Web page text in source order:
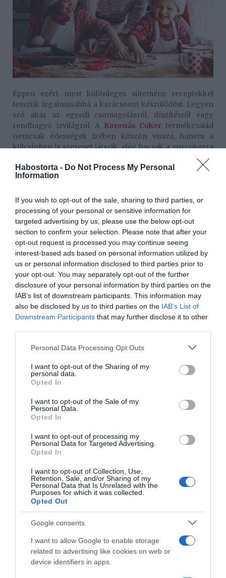
Habostorta - Do Not Process My Personal
Information
If you wish to opt-out of the sale, sharing to third parties, or
processing of your personal or sensitive information for
targeted advertising by us, please use the below opt-out
section to confirm your selection. Please note that after your
opt-out request is processed you may continue seeing
interest-based ads based on personal information utilized by
us or personal information disclosed to third parties prior to
your opt-out. You may separately opt-out of the further
disclosure of your personal information by third parties on the
IAB’s list of downstream participants. This information may
also be disclosed by us to third parties on the IAB’s List of
Downstream Participants that may further disclose it to other
Please note that this website/app uses one or more Google
not limited to your visit or usage behaviour. You may click to
grant or deny consent to Google and its third-party tags to
use your data for below specified purposes in below Google
consent section.
Personal Data Processing Opt Outs
I want to opt-out of the Sharing of my
personal data.
Opted In
I want to opt-out of the Sale of my
Personal Data.
Opted In
I want to opt-out of processing my
Personal Data for Targeted Advertising.
Opted In
I want to opt-out of Collection, Use,
Retention, Sale, and/or Sharing of my
Personal Data that Is Unrelated with the
Purposes for which it was collected.
Opted Out
Google consents
I want to allow Google to enable storage
related to advertising like cookies on web or
device identifiers in apps.
Éppen ezért most különleges sütemény receptekkel
tesszük izgalmasabbá a karácsonyi készülődést. Legyen
szó akár az egyedi csomagolásról, díszítésről vagy
rendhagyó ízvilágról. A Koronás Cukor termékcsalád
nemcsak édességek ízében köszön vissza, hanem a
külcsínben is szerepet játszik, elég hacsak a porcukorra
vagy a legújabb termékre, a Koronás Extra Finom
Porcukorral készült mázakra, fondantokra, krémekre
gondolunk.
Az ehető ajándékokkal pedig biztosan célba érünk,
hiszen minden alkalommal rendkívüli varázsa van egy
saját kezűleg elkészített, díszitett keksznek,
mézeskalácsnak. Ezekben a meglepetésekben pedig
nem az érték a mérvadó, hanem az idő, amelyet az
elkészítésükkel töltöttünk!
A Koronás Extra Finom Porcukorral készült mázak
receptvideójáért, különleges karácsonyi sütemény
receptekért, tippekért, ötletekért keressétek fel a
Koronás Cukor facebook oldalát,Youtube csatornáját
idén elindultInstagram oldalátvagy megújult
Megosztás: Facebook Twitter Pinterest
Címkék: édesség ünnep
sütemény
porcukor, varázslat ,édes hozzávaló
karácsonyi
sütemény